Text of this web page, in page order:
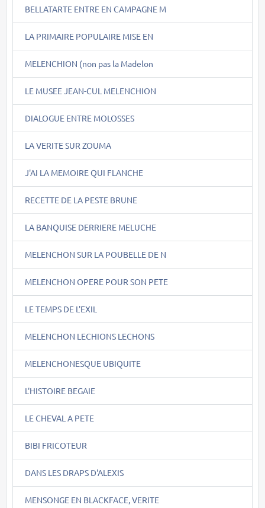
BELLATARTE ENTRE EN CAMPAGNE M
LA PRIMAIRE POPULAIRE MISE EN
MELENCHION (non pas la Madelon
LE MUSEE JEAN-CUL MELENCHION
DIALOGUE ENTRE MOLOSSES
LA VERITE SUR ZOUMA
J'AI LA MEMOIRE QUI FLANCHE
RECETTE DE LA PESTE BRUNE
LA BANQUISE DERRIERE MELUCHE
MELENCHON SUR LA POUBELLE DE N
MELENCHON OPERE POUR SON PETE
LE TEMPS DE L'EXIL
MELENCHON LECHIONS LECHONS
MELENCHONESQUE UBIQUITE
L'HISTOIRE BEGAIE
LE CHEVAL A PETE
BIBI FRICOTEUR
DANS LES DRAPS D'ALEXIS
MENSONGE EN BLACKFACE, VERITE